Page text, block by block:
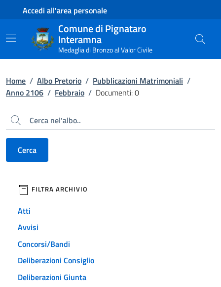
Contenuto principale
Piede di paginaAccedi all'area personale
Comune di Pignataro
Interamna
Medaglia di Bronzo al Valor Civile
Home / Albo Pretorio / Pubblicazioni Matrimoniali /
Anno 2106 / Febbraio / Documenti: 0
Cerca
Cerca
filtri da applicare
FILTRA ARCHIVIO
Atti
Avvisi
Concorsi/Bandi
Deliberazioni Consiglio
Deliberazioni Giunta